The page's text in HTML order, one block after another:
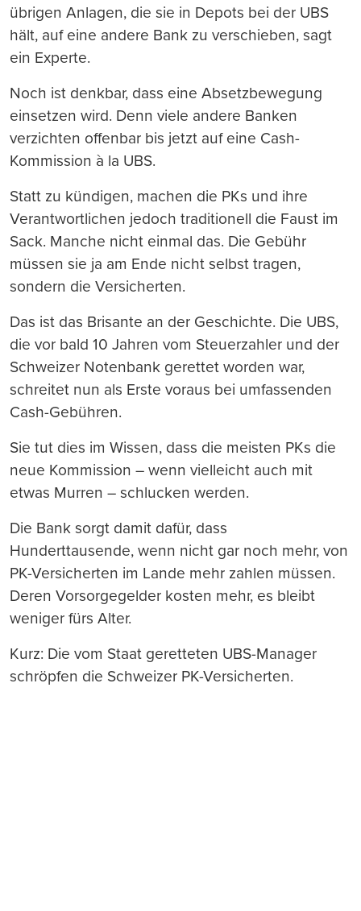
übrigen Anlagen, die sie in Depots bei der UBS
hält, auf eine andere Bank zu verschieben, sagt
ein Experte.
Noch ist denkbar, dass eine Absetzbewegung
einsetzen wird. Denn viele andere Banken
verzichten offenbar bis jetzt auf eine Cash-
Kommission à la UBS.
Statt zu kündigen, machen die PKs und ihre
Verantwortlichen jedoch traditionell die Faust im
Sack. Manche nicht einmal das. Die Gebühr
müssen sie ja am Ende nicht selbst tragen,
sondern die Versicherten.
Das ist das Brisante an der Geschichte. Die UBS,
die vor bald 10 Jahren vom Steuerzahler und der
Schweizer Notenbank gerettet worden war,
schreitet nun als Erste voraus bei umfassenden
Cash-Gebühren.
Sie tut dies im Wissen, dass die meisten PKs die
neue Kommission – wenn vielleicht auch mit
etwas Murren – schlucken werden.
Die Bank sorgt damit dafür, dass
Hunderttausende, wenn nicht gar noch mehr, von
PK-Versicherten im Lande mehr zahlen müssen.
Deren Vorsorgegelder kosten mehr, es bleibt
weniger fürs Alter.
Kurz: Die vom Staat geretteten UBS-Manager
schröpfen die Schweizer PK-Versicherten.